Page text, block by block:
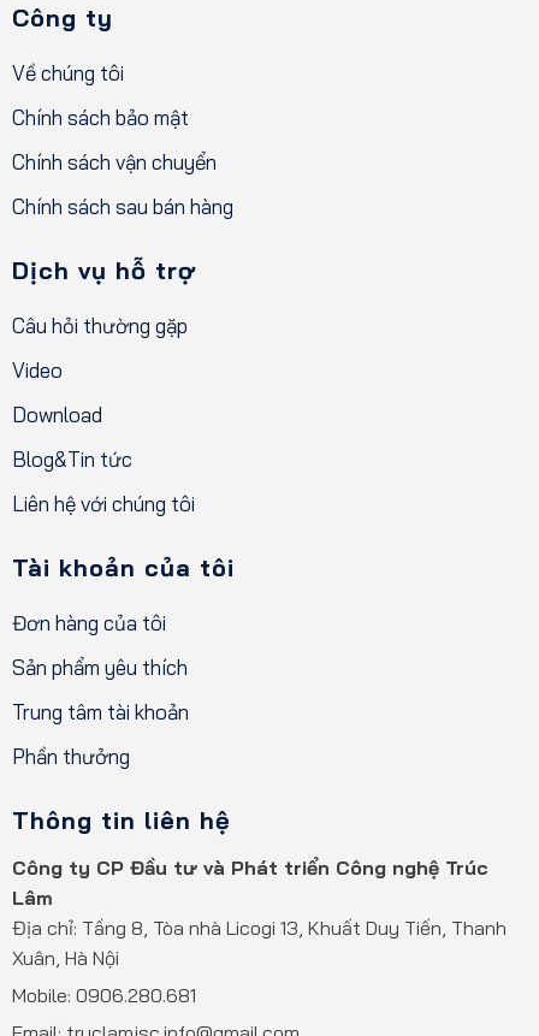
Công ty
Về chúng tôi
Chính sách bảo mật
Chính sách vận chuyển
Chính sách sau bán hàng
Dịch vụ hỗ trợ
Câu hỏi thường gặp
Video
Download
Blog&Tin tức
Liên hệ với chúng tôi
Tài khoản của tôi
Đơn hàng của tôi
Sản phẩm yêu thích
Trung tâm tài khoản
Phần thưởng
Thông tin liên hệ
Công ty CP Đầu tư và Phát triển Công nghệ Trúc
Lâm
Địa chỉ: Tầng 8, Tòa nhà Licogi 13, Khuất Duy Tiến, Thanh
Xuân, Hà Nội
Mobile: 0906.280.681